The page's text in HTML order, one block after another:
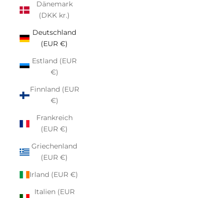
Dänemark
(DKK kr.)
Deutschland
(EUR €)
Estland (EUR
€)
Finnland (EUR
€)
Frankreich
(EUR €)
Griechenland
(EUR €)
Irland (EUR €)
Italien (EUR